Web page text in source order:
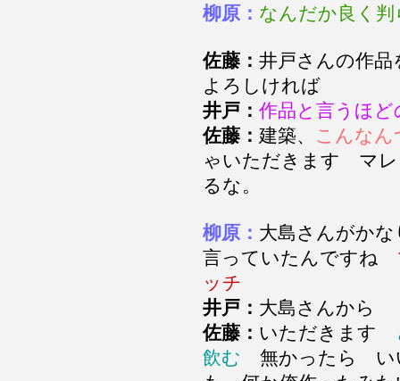
柳原： なんだか良く
佐藤： 井戸さんの作
よろしければ
井戸： 作品と言うほ
佐藤： 建築、 こんな
ゃいただきます マレ
るな。
柳原： 大島さんがか
言っていたんですね
ッチ
井戸： 大島さんから
佐藤： いただきます
飲む 無かったら い